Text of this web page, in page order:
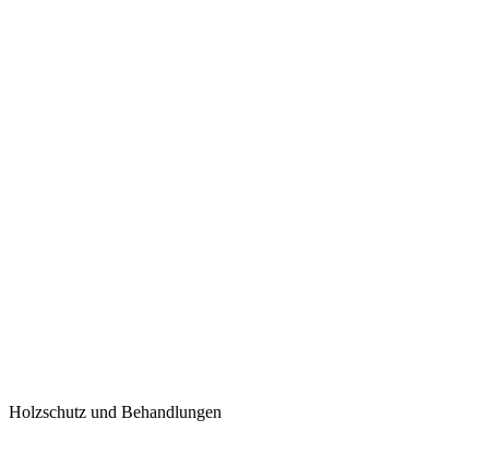
Holzschutz und Behandlungen